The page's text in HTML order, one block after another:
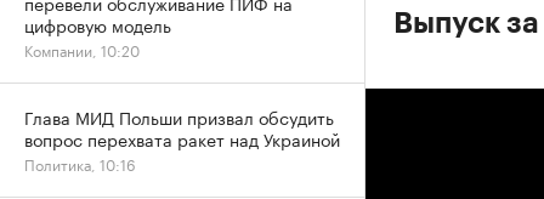
Выпуск
цифровую модель
Компании, 10:20
Глава МИД Польши призвал обсудить
вопрос перехвата ракет над Украиной
Политика, 10:16